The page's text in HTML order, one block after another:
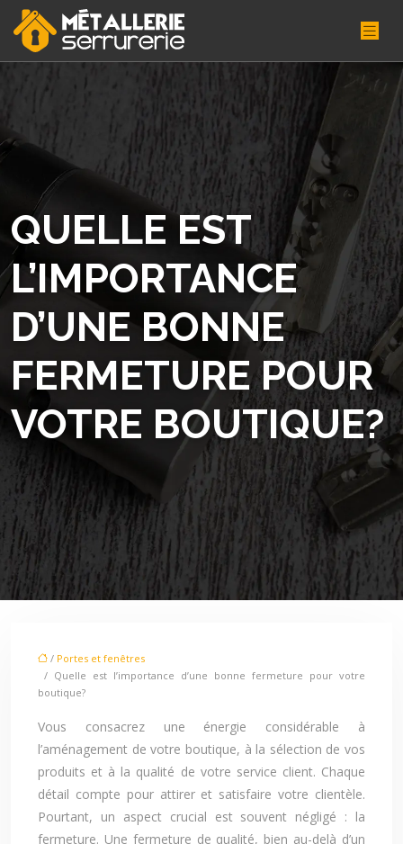
QUELLE EST
L’IMPORTANCE
D’UNE BONNE
FERMETURE POUR
VOTRE BOUTIQUE?
/ Portes et fenêtres
/ Quelle est l’importance d’une bonne fermeture pour votre
boutique?
Vous consacrez une énergie considérable à
l’aménagement de votre boutique, à la sélection de vos
produits et à la qualité de votre service client. Chaque
détail compte pour attirer et satisfaire votre clientèle.
Pourtant, un aspect crucial est souvent négligé : la
fermeture. Une fermeture de qualité, bien au-delà d’un